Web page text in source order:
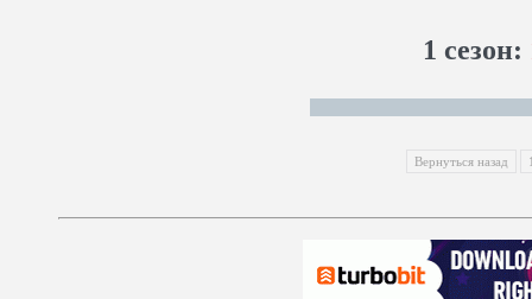
1 сезон:
Вернуться назад